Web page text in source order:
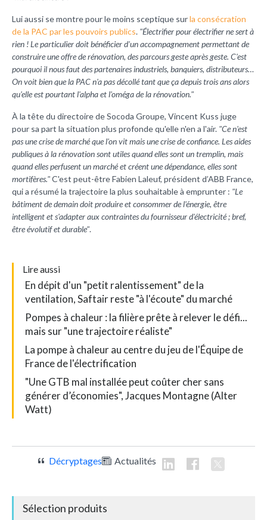
Lui aussi se montre pour le moins sceptique surla consécration
de la PAC par les pouvoirs publics. "Électrifier pour électrifier ne sert à
rien ! Le particulier doit bénéficier d'un accompagnement permettant de
construire une offre de rénovation, des parcours geste après geste. C'est
pourquoi il nous faut des partenaires industriels, banquiers, distributeurs…
On voit bien que la PAC n'a pas décollé tant que ça depuis trois ans alors
qu'elle est pourtant l'alpha et l'oméga de la rénovation."
À la tête du directoire de Socoda Groupe, Vincent Kuss juge
pour sa part la situation plus profonde qu'elle n'en a l'air. "Ce n'est
pas une crise de marché que l'on vit mais une crise de confiance. Les aides
publiques à la rénovation sont utiles quand elles sont un tremplin, mais
quand elles perfusent un marché et créent une dépendance, elles sont
mortifères."C'est peut-êtreFabien Laleuf, président d’ABB France,
qui a résumé la trajectoire la plus souhaitable à emprunter : "Le
bâtiment de demain doit produire et consommer de l'énergie, être
intelligent et s'adapter aux contraintes du fournisseur d'électricité ; bref,
être évolutif et durable".
L ire aussi
En dépit d'un "petit ralentissement" de la
ventilation, Saftair reste "à l'écoute" du marché
Pompes à chaleur : la filière prête à relever le défi...
mais sur "une trajectoire réaliste"
La pompe à chaleur au centre du jeu de l'Équipe de
France de l'électrification
"Une GTB mal installée peut coûter cher sans
générer d’économies", Jacques Montagne (Alter
Watt)
Décryptages Actualités
Sélection produits